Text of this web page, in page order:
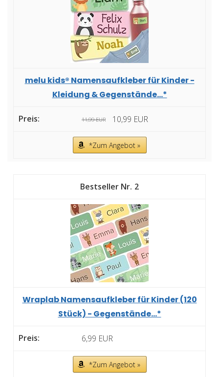
melu kids® Namensaufkleber für Kinder -
Kleidung & Gegenstände...*
11,99 EUR 10,99 EUR
*Zum Angebot »
2
Wraplab Namensaufkleber für Kinder (120
Stück) - Gegenstände...*
6,99 EUR
*Zum Angebot »